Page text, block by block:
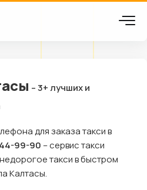
– 3+ лучших и
для заказа такси в
99-90 – сервис такси
такси в быстром
Калтасы.